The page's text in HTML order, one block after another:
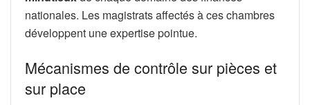
nationales. Les magistrats affectés à ces chambres
développent une expertise pointue.
Mécanismes de contrôle sur pièces et
sur place